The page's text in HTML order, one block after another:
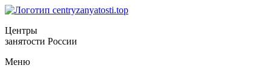
Центры
занятости России
Меню